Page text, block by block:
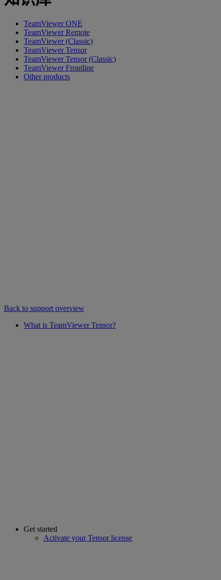
TeamViewer ONE
TeamViewer Remote
TeamViewer (Classic)
TeamViewer Tensor
TeamViewer Tensor (Classic)
TeamViewer Frontline
Other products
Back to support overview
What is TeamViewer Tensor?
Get started
Activate your Tensor license